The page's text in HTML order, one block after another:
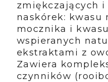
zmiękczających i
naskórek: kwasu
mocznika i
wspieranych
ekstraktami z
Zawiera
czynników